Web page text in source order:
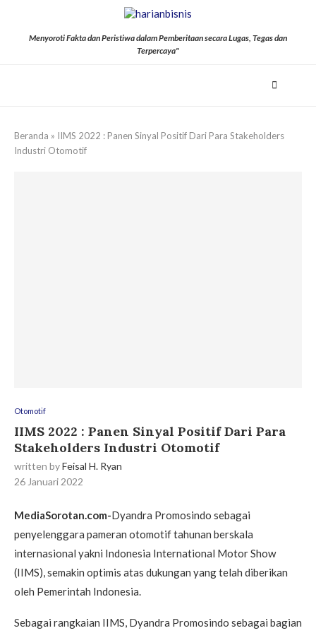
Menyoroti Fakta dan Peristiwa dalam Pemberitaan secara Lugas, Tegas dan
Terpercaya"
Beranda » IIMS 2022 : Panen Sinyal Positif Dari Para Stakeholders
Industri Otomotif
Otomotif
IIMS 2022 : Panen Sinyal Positif Dari Para
Stakeholders Industri Otomotif
written byFeisal H. Ryan
26 Januari 2022
MediaSorotan.com-Dyandra Promosindo sebagai
penyelenggara pameran otomotif tahunan berskala
internasional yakni Indonesia International Motor Show
(IIMS), semakin optimis atas dukungan yang telah diberikan
oleh Pemerintah Indonesia.
Sebagai rangkaian IIMS, Dyandra Promosindo sebagai bagian